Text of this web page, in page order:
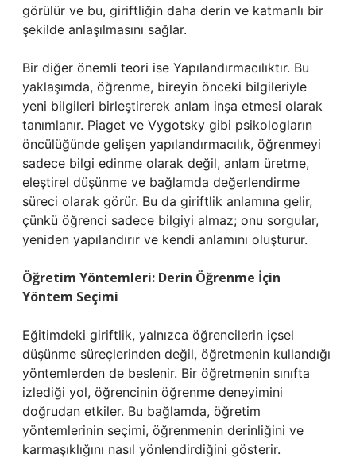
görülür ve bu, giriftliğin daha derin ve katmanlı bir
şekilde anlaşılmasını sağlar.
Bir diğer önemli teori ise Yapılandırmacılıktır. Bu
yaklaşımda, öğrenme, bireyin önceki bilgileriyle
yeni bilgileri birleştirerek anlam inşa etmesi olarak
tanımlanır. Piaget ve Vygotsky gibi psikologların
öncülüğünde gelişen yapılandırmacılık, öğrenmeyi
sadece bilgi edinme olarak değil, anlam üretme,
eleştirel düşünme ve bağlamda değerlendirme
süreci olarak görür. Bu da giriftlik anlamına gelir,
çünkü öğrenci sadece bilgiyi almaz; onu sorgular,
yeniden yapılandırır ve kendi anlamını oluşturur.
Öğretim Yöntemleri: Derin Öğrenme İçin
Yöntem Seçimi
Eğitimdeki giriftlik, yalnızca öğrencilerin içsel
düşünme süreçlerinden değil, öğretmenin kullandığı
yöntemlerden de beslenir. Bir öğretmenin sınıfta
izlediği yol, öğrencinin öğrenme deneyimini
doğrudan etkiler. Bu bağlamda, öğretim
yöntemlerinin seçimi, öğrenmenin derinliğini ve
karmaşıklığını nasıl yönlendirdiğini gösterir.